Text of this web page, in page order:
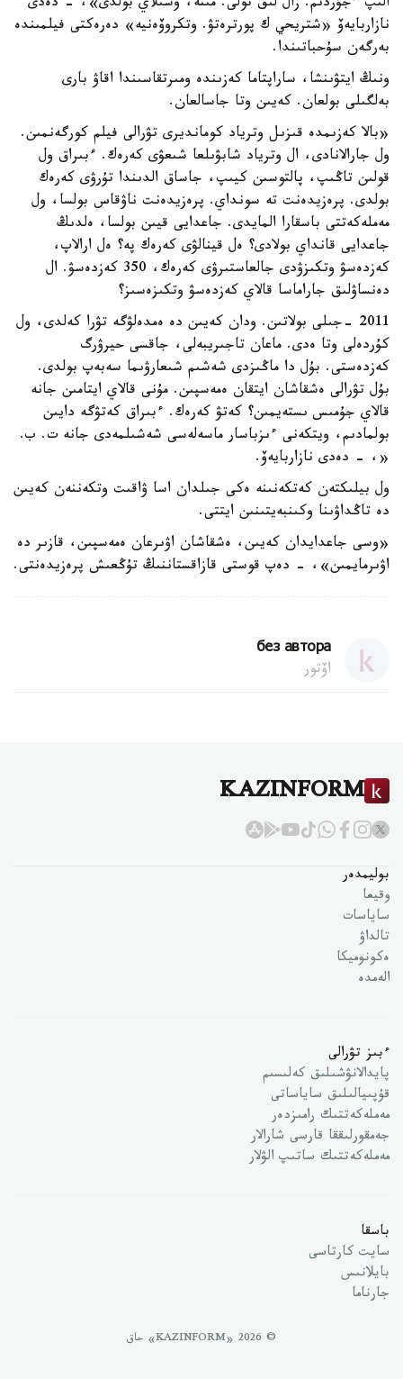
الىپ ءجۇردىم. زال لىق تولى. مىنە، وسىلاي بولدى»، - دەدى
نازاربايەۆ «شتريحي ك پورترەتۋ. وتكروۆەنيە» دەرەكتى فيلمىندە
بەرگەن سۇحباتىندا.
ونىڭ ايتۋىنشا، ساراپتاما كەزىندە ومىرتقاسىندا اقاۋ بارى
بەلگىلى بولعان. كەيىن وتا جاسالعان.
«بالا كەزىمدە قىزىل وترياد كومانديرى تۋرالى فيلم كورگەنمىن.
ول جارالانادى، ال وترياد شابۋىلعا شىعۋى كەرەك. ءبىراق ول
قولىن تاڭىپ، پالتوسىن كيىپ، جاساق الدىندا تۇرۋى كەرەك
بولدى. پرەزيدەنت تە سونداي. پرەزيدەنت ناۋقاس بولسا، ول
مەملەكەتتى باسقارا المايدى. جاعدايى قيىن بولسا، ەلدىڭ
جاعدايى قانداي بولادى؟ ەل قينالۋى كەرەك پە؟ ەل ارالاپ،
كەزدەسۋ وتكىزۋدى جالعاستىرۋى كەرەك، 350 كەزدەسۋ. ال
دەنساۋلىق جاراماسا قالاي كەزدەسۋ وتكىزەسىز؟
2011 -جىلى بولاتىن. ودان كەيىن دە ەمدەلۋگە تۋرا كەلدى، ول
كۇردەلى وتا ەدى. ماعان تاجىريبەلى، جاقسى حيرۋرگ
كەزدەستى. بۇل دا ماڭىزدى شەشىم شىعارۋىما سەبەپ بولدى.
بۇل تۋرالى ەشقاشان ايتقان ەمەسپىن. مۇنى قالاي ايتامىن جانە
قالاي جۇمىس ىستەيمىن؟ كەتۋ كەرەك. ءبىراق كەتۋگە دايىن
بولمادىم، ويتكەنى ءىزباسار ماسەلەسى شەشىلمەدى جانە ت. ب.
«، - دەدى نازاربايەۆ.
ول بيلىكتەن كەتكەنىنە ەكى جىلدان اسا ۋاقىت وتكەننەن كەيىن
دە تاڭداۋىنا وكىنبەيتىنىن ايتتى.
«وسى جاعدايدان كەيىن، ەشقاشان اۋىرعان ەمەسپىن، قازىر دە
اۋىرمايمىن»، - دەپ قوستى قازاقستاننىڭ تۇڭعىش پرەزيدەنتى.
без автора
اۆتور
KAZINFORM
بوليمدەر
وقيعا
ساياسات
تالداۋ
ەكونوميكا
الەمدە
ءبىز تۋرالى
پايدالانۋشىلىق كەلىسىم
قۇپىيالىلىق ساياساتى
مەملەكەتتىك رامىزدەر
جەمقورلىققا قارسى شارالار
مەملەكەتتىك ساتىپ الۋلار
باسقا
سايت كارتاسى
بايلانىس
جارناما
© 2026 «KAZINFORM» حاق